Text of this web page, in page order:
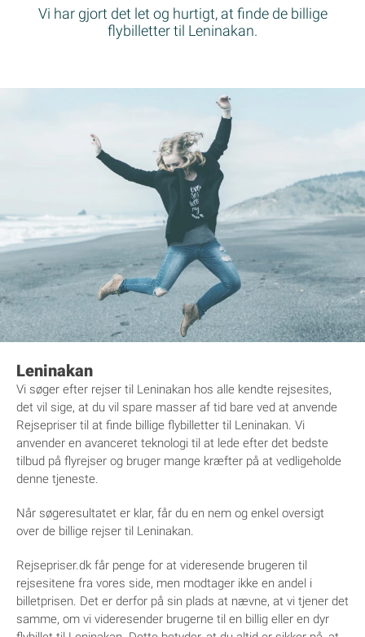
Vi har gjort det let og hurtigt, at finde de billige
flybilletter til Leninakan.
Leninakan
Vi søger efter rejser til Leninakan hos alle kendte rejsesites,
det vil sige, at du vil spare masser af tid bare ved at anvende
Rejsepriser til at finde billige flybilletter til Leninakan. Vi
anvender en avanceret teknologi til at lede efter det bedste
tilbud på flyrejser og bruger mange kræfter på at vedligeholde
denne tjeneste.
Når søgeresultatet er klar, får du en nem og enkel oversigt
over de billige rejser til Leninakan.
Rejsepriser.dk får penge for at videresende brugeren til
rejsesitene fra vores side, men modtager ikke en andel i
billetprisen. Det er derfor på sin plads at nævne, at vi tjener det
samme, om vi videresender brugerne til en billig eller en dyr